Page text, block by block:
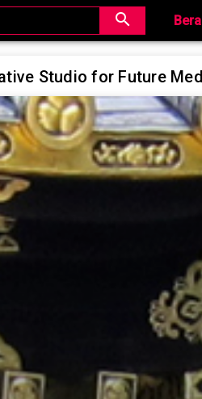
Studio for Future
search